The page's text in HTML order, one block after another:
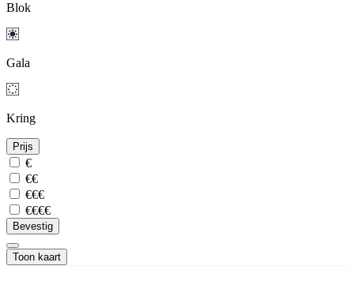
Blok
Gala
Kring
Prijs
€
€€
€€€
€€€€
Bevestig
Toon kaart